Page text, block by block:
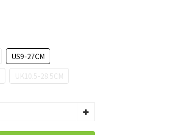
US9-27CM
UK10.5-28.5CM